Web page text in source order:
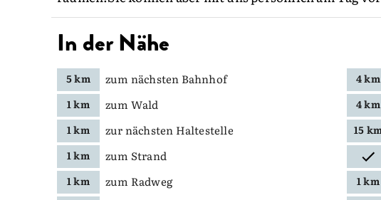
In der Nähe
5 km zum nächsten Bahnhof 4 km
1 km zum Wald 4 km
1 km zur nächsten Haltestelle 15 km
1 km zum Strand
1 km zum Radweg 1 km